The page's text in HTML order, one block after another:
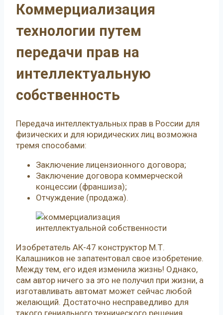
Коммерциализация
технологии путем
передачи прав на
интеллектуальную
собственность
Передача интеллектуальных прав в России для
физических и для юридических лиц возможна
тремя способами:
Заключение лицензионного договора;
Заключение договора коммерческой
концессии (франшиза);
Отчуждение (продажа).
Изобретатель АК-47 конструктор М.Т.
Калашников не запатентовал свое изобретение.
Между тем, его идея изменила жизнь! Однако,
сам автор ничего за это не получил при жизни, а
изготавливать автомат может сейчас любой
желающий. Достаточно несправедливо для
такого гениального технического решения,